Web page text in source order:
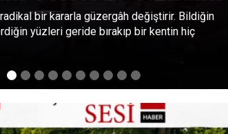
bir kararla güzergâh değiştirir. Bildiğin
yüzleri geride bırakıp bir kentin hiç